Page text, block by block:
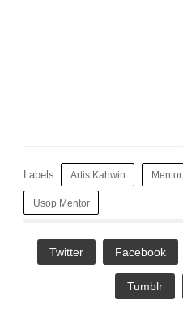
Labels: Artis Kahwin Mentor
Usop Mentor
Twitter Facebook
Tumblr